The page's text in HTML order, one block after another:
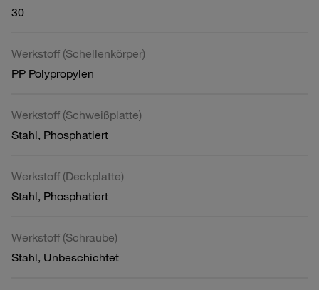
30
Werkstoff (Schellenkörper)
PP Polypropylen
Werkstoff (Schweißplatte)
Stahl, Phosphatiert
Werkstoff (Deckplatte)
Stahl, Phosphatiert
Werkstoff (Schraube)
Stahl, Unbeschichtet